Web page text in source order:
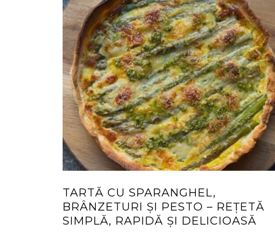
TARTĂ CU SPARANGHEL,
BRÂNZETURI ȘI PESTO – REȚETĂ
SIMPLĂ, RAPIDĂ ȘI DELICIOASĂ